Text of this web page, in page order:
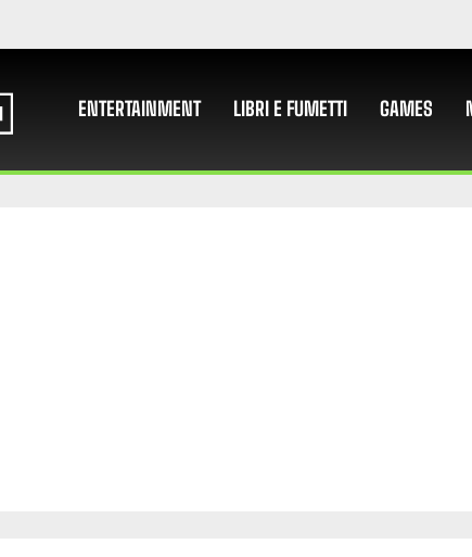
ENTERTAINMENT LIBRI E FUMETTI GAMES